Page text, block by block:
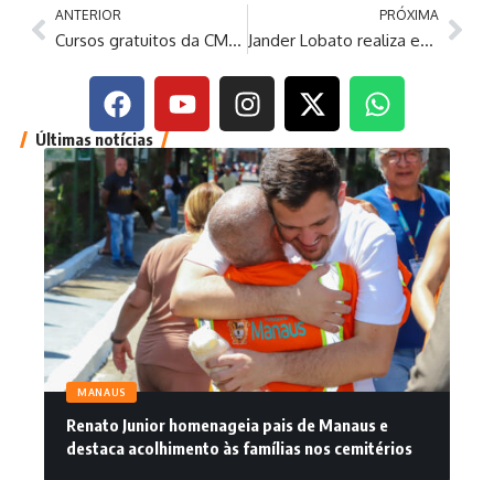
ANTERIOR
Cursos gratuitos da CMM ampliam oportunidades de ingresso no mercado de trabalho
PRÓXIMA
Jander Lobato realiza entrega de apostilas inclusivas para alunos com autismo e TDAH
Últimas notícias
MANAUS
Renato Junior homenageia pais de Manaus e
destaca acolhimento às famílias nos cemitérios